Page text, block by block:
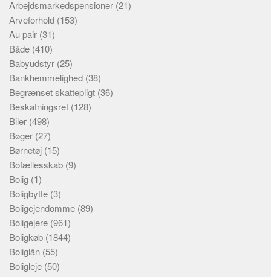
Arbejdsmarkedspensioner (21)
Arveforhold (153)
Au pair (31)
Både (410)
Babyudstyr (25)
Bankhemmelighed (38)
Begrænset skattepligt (36)
Beskatningsret (128)
Biler (498)
Bøger (27)
Børnetøj (15)
Bofællesskab (9)
Bolig (1)
Boligbytte (3)
Boligejendomme (89)
Boligejere (961)
Boligkøb (1844)
Boliglån (55)
Boligleje (50)